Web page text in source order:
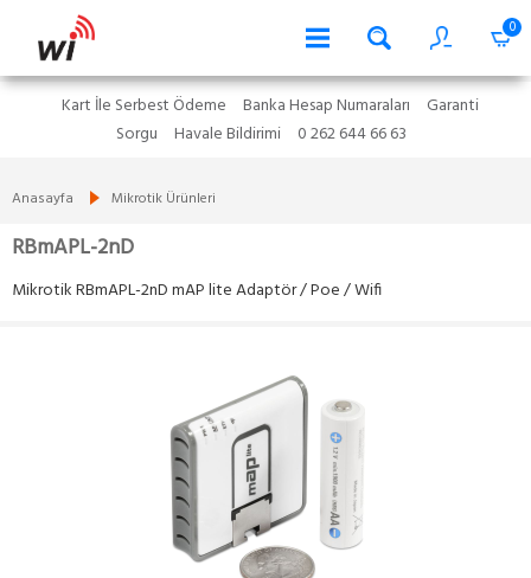
0
Kart İle Serbest Ödeme Banka Hesap Numaraları
Garanti
Sorgu
Havale Bildirimi 0 262 644 66 63
Anasayfa Mikrotik Ürünleri
RBmAPL-2nD
Mikrotik RBmAPL-2nD mAP lite Adaptör / Poe / Wifi